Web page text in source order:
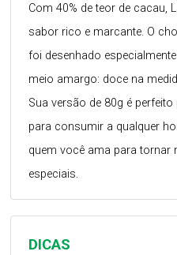
DICAS
Com 40% de teor de cacau,
sabor rico e marcante. O
foi desenhado
meio amargo: doce na
Sua versão de 80g é
para consumir a qualquer
quem você ama para tornar
especiais.